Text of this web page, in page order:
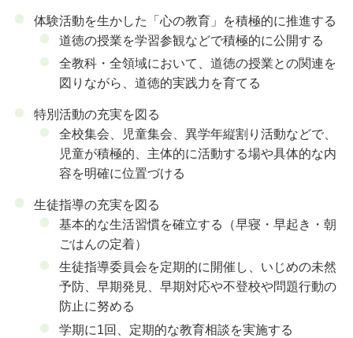
体験活動を生かした「心の教育」を積極的に推進する
道徳の授業を学習参観などで積極的に公開する
全教科・全領域において、道徳の授業との関連を
図りながら、道徳的実践力を育てる
特別活動の充実を図る
全校集会、児童集会、異学年縦割り活動などで、
児童が積極的、主体的に活動する場や具体的な内
容を明確に位置づける
生徒指導の充実を図る
基本的な生活習慣を確立する（早寝・早起き・朝
ごはんの定着）
生徒指導委員会を定期的に開催し、いじめの未然
予防、早期発見、早期対応や不登校や問題行動の
防止に努める
学期に1回、定期的な教育相談を実施する